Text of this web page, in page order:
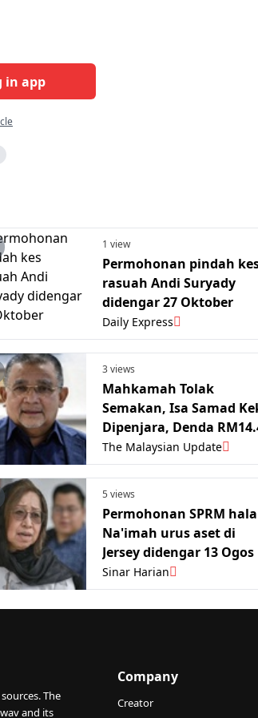
in app
1 view
Permohonan pindah
rasuah Andi Suryady
didengar 27 Oktober
Daily Express
3 views
Mahkamah Tolak
Semakan, Isa Samad
Dipenjara, Denda
Juta
The Malaysian Update
5 views
Permohonan SPRM
Na'imah urus aset di
Jersey didengar 13 Ogos
Sinar Harian
The
and its
Company
Creator